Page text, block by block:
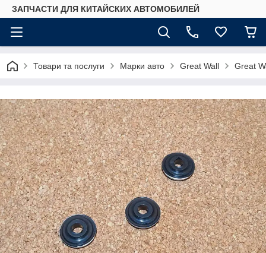
ЗАПЧАСТИ ДЛЯ КИТАЙСКИХ АВТОМОБИЛЕЙ
Товари та послуги Марки авто Great Wall Great